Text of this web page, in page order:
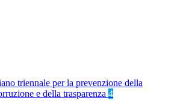
triennale per la prevenzione della
e della trasparenza 4